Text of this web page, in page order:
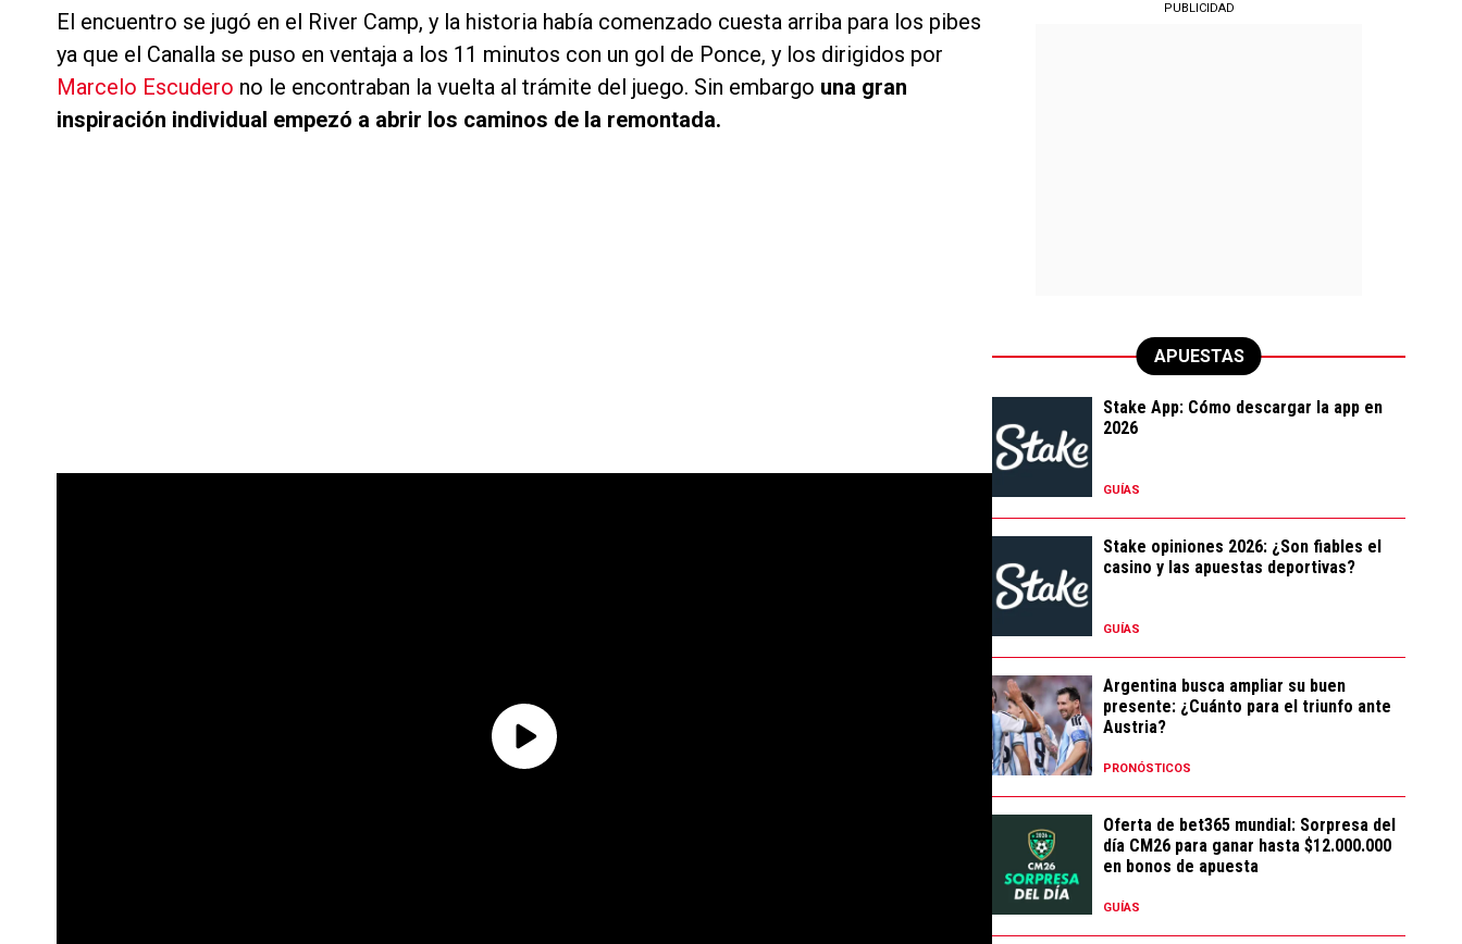
El encuentro se jugó en el River Camp, y la historia había comenzado cuesta arriba para los pibes
ya que el Canalla se puso en ventaja a los 11 minutos con un gol de Ponce, y los dirigidos por
Marcelo Escudero no le encontraban la vuelta al trámite del juego. Sin embargo una gran
inspiración individual empezó a abrir los caminos de la remontada.
PUBLICIDAD
APUESTAS
Stake App: Cómo descargar la app en
2026
GUÍAS
Stake opiniones 2026: ¿Son fiables el
casino y las apuestas deportivas?
GUÍAS
Argentina busca ampliar su buen
presente: ¿Cuánto para el triunfo ante
Austria?
PRONÓSTICOS
Oferta de bet365 mundial: Sorpresa del
día CM26 para ganar hasta $12.000.000
en bonos de apuesta
GUÍAS